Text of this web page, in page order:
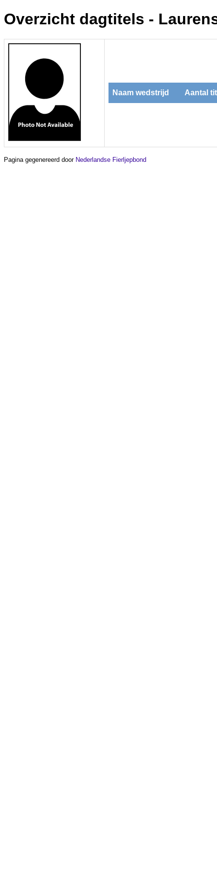
Overzicht dagtitels -
Naam wedstrijd Aantal
Pagina gegenereerd door Nederlandse Fierljepbond